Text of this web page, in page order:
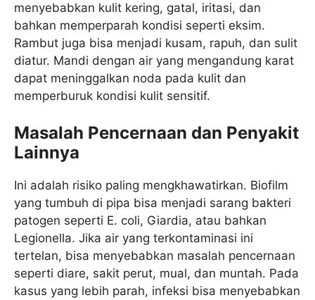
menyebabkan kulit kering, gatal, iritasi, dan
bahkan memperparah kondisi seperti eksim.
Rambut juga bisa menjadi kusam, rapuh, dan sulit
diatur. Mandi dengan air yang mengandung karat
dapat meninggalkan noda pada kulit dan
memperburuk kondisi kulit sensitif.
Masalah Pencernaan dan Penyakit
Lainnya
Ini adalah risiko paling mengkhawatirkan. Biofilm
yang tumbuh di pipa bisa menjadi sarang bakteri
patogen seperti E. coli, Giardia, atau bahkan
Legionella. Jika air yang terkontaminasi ini
tertelan, bisa menyebabkan masalah pencernaan
seperti diare, sakit perut, mual, dan muntah. Pada
kasus yang lebih parah, infeksi bisa menyebabkan